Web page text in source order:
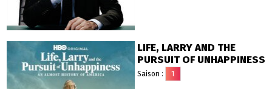
LIFE, LARRY AND THE
PURSUIT OF UNHAPPINESS
Saison : 1